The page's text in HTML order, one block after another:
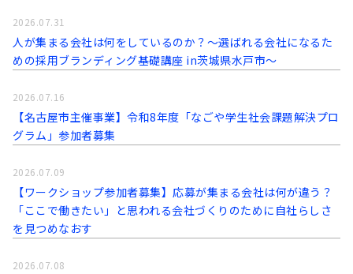
人が集まる会社は何をしているのか？～選ばれる会社になるた
めの採用ブランディング基礎講座 in茨城県水戸市～
2026.07.31
【名古屋市主催事業】令和8年度「なごや学生社会課題解決プロ
グラム」参加者募集
2026.07.16
【ワークショップ参加者募集】応募が集まる会社は何が違う？
「ここで働きたい」と思われる会社づくりのために自社らしさ
を見つめなおす
2026.07.09
2026.07.08